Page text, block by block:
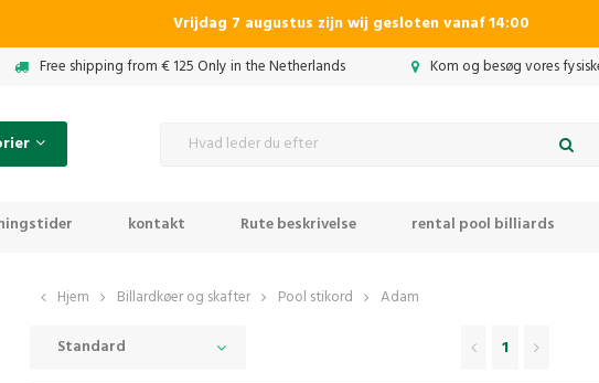
Vrijdag 7 augustus zijn wij gesloten vanaf 14:00
Free shipping from € 125 Only in the Netherlands Kom og besøg vores
kontakt Rute beskrivelse rental pool billiards
Hjem Billardkøer og skafter Pool stikord Adam
Standard 1